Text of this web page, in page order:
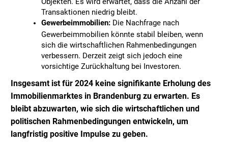
Transaktionen niedrig bleibt.
Gewerbeimmobilien: Die Nachfrage nach
Gewerbeimmobilien könnte stabil bleiben, wenn
sich die wirtschaftlichen Rahmenbedingungen
verbessern. Derzeit zeigt sich jedoch eine
vorsichtige Zurückhaltung bei Investoren.
Insgesamt ist für 2024 keine signifikante Erholung des
Immobilienmarktes in Brandenburg zu erwarten. Es
bleibt abzuwarten, wie sich die wirtschaftlichen und
politischen Rahmenbedingungen entwickeln, um
langfristig positive Impulse zu geben.